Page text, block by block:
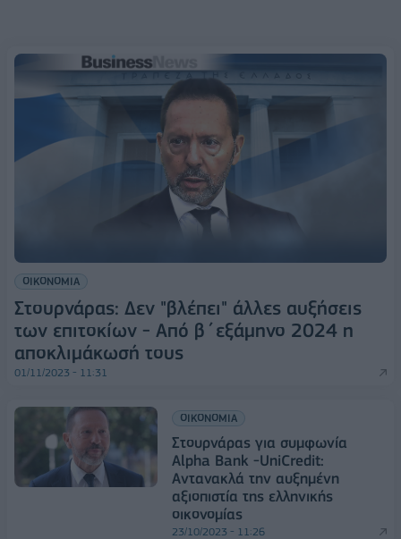
ΟΙΚΟΝΟΜΙΑ
Στουρνάρας: Δεν "βλέπει" άλλες αυξήσεις
των επιτοκίων - Από β΄εξάμηνο 2024 η
αποκλιμάκωσή τους
01/11/2023 - 11:31
ΟΙΚΟΝΟΜΙΑ
Στουρνάρας για συμφωνία
Alpha Bank -UniCredit:
Αντανακλά την αυξημένη
αξιοπιστία της ελληνικής
οικονομίας
23/10/2023 - 11:26